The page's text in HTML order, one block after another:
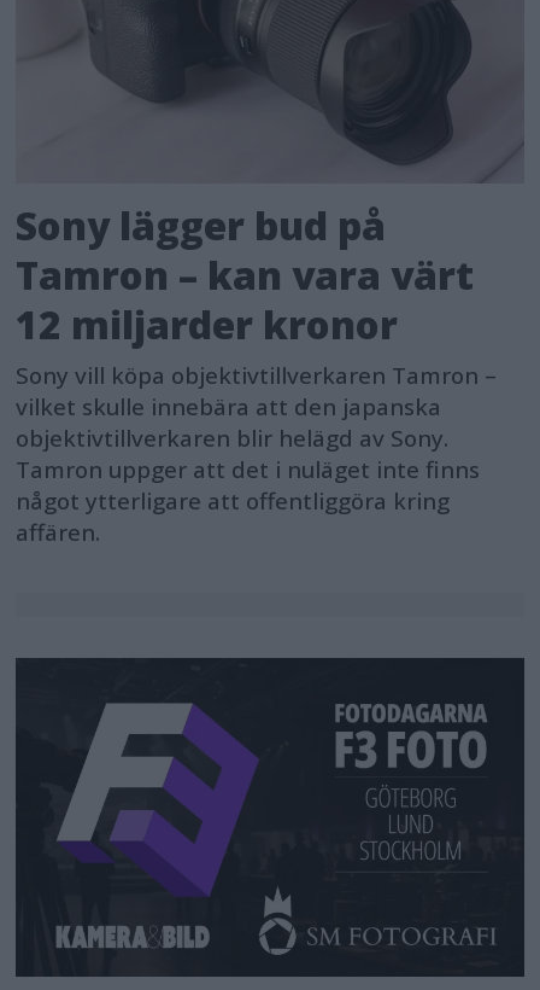
Sony lägger bud på
Tamron – kan vara värt
12 miljarder kronor
Sony vill köpa objektivtillverkaren Tamron –
vilket skulle innebära att den japanska
objektivtillverkaren blir helägd av Sony.
Tamron uppger att det i nuläget inte finns
något ytterligare att offentliggöra kring
affären.